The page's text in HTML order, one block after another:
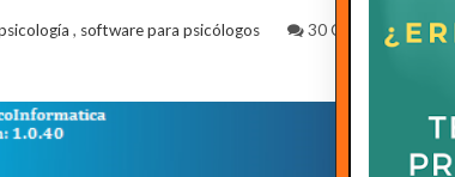
, software para psicólogos 30 Comentarios